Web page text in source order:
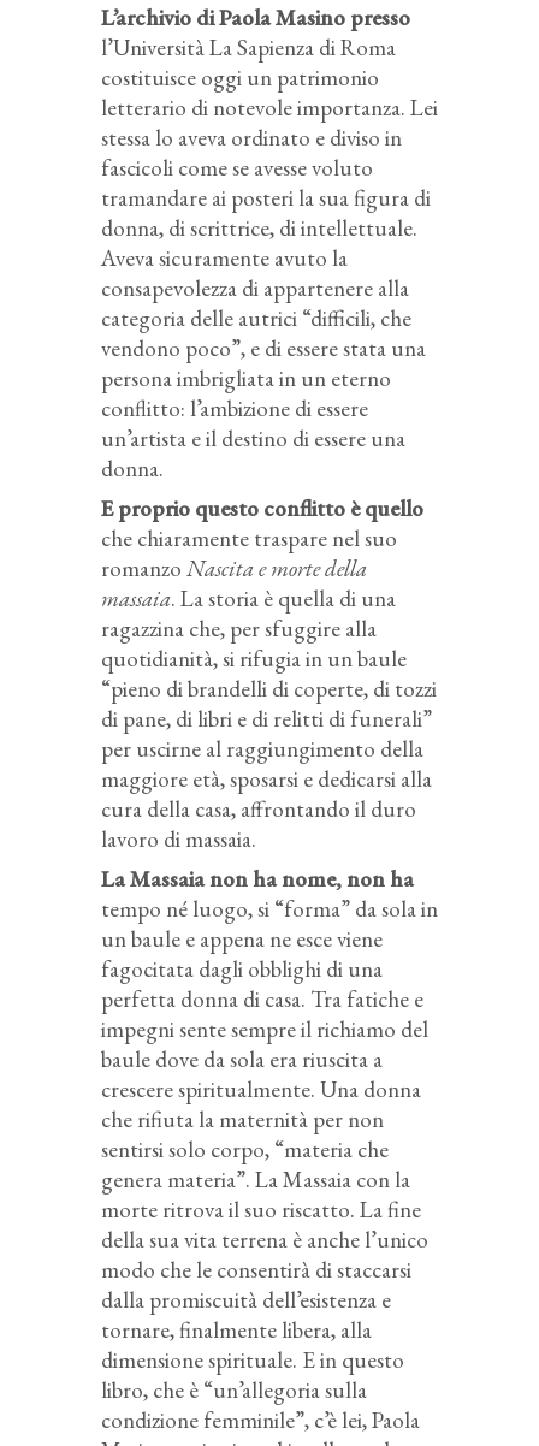
L’archivio di Paola Masino presso
l’Università La Sapienza di Roma
costituisce oggi un patrimonio
letterario di notevole importanza. Lei
stessa lo aveva ordinato e diviso in
fascicoli come se avesse voluto
tramandare ai posteri la sua figura di
donna, di scrittrice, di intellettuale.
Aveva sicuramente avuto la
consapevolezza di appartenere alla
categoria delle autrici “difficili, che
vendono poco”, e di essere stata una
persona imbrigliata in un eterno
conflitto: l’ambizione di essere
un’artista e il destino di essere una
donna.
E proprio questo conflitto è quello
che chiaramente traspare nel suo
romanzo Nascita e morte della
massaia. La storia è quella di una
ragazzina che, per sfuggire alla
quotidianità, si rifugia in un baule
“pieno di brandelli di coperte, di tozzi
di pane, di libri e di relitti di funerali”
per uscirne al raggiungimento della
maggiore età, sposarsi e dedicarsi alla
cura della casa, affrontando il duro
lavoro di massaia.
La Massaia non ha nome, non ha
tempo né luogo, si “forma” da sola in
un baule e appena ne esce viene
fagocitata dagli obblighi di una
perfetta donna di casa. Tra fatiche e
impegni sente sempre il richiamo del
baule dove da sola era riuscita a
crescere spiritualmente. Una donna
che rifiuta la maternità per non
sentirsi solo corpo, “materia che
genera materia”. La Massaia con la
morte ritrova il suo riscatto. La fine
della sua vita terrena è anche l’unico
modo che le consentirà di staccarsi
dalla promiscuità dell’esistenza e
tornare, finalmente libera, alla
dimensione spirituale. E in questo
libro, che è “un’allegoria sulla
condizione femminile”, c’è lei, Paola